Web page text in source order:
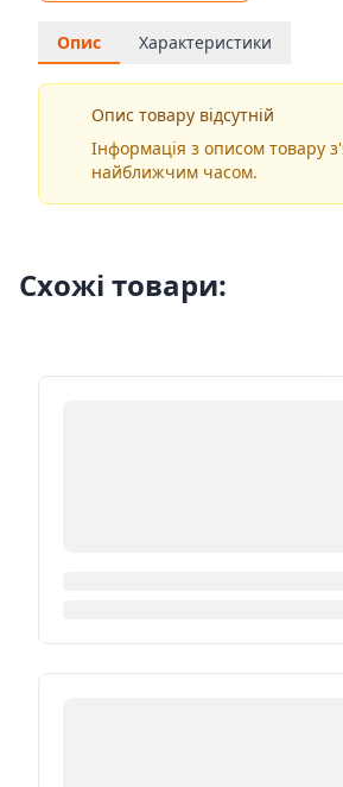
Опис Характеристики
Опис товару відсутній
Інформація з описом товару
найближчим часом.
Схожі товари: